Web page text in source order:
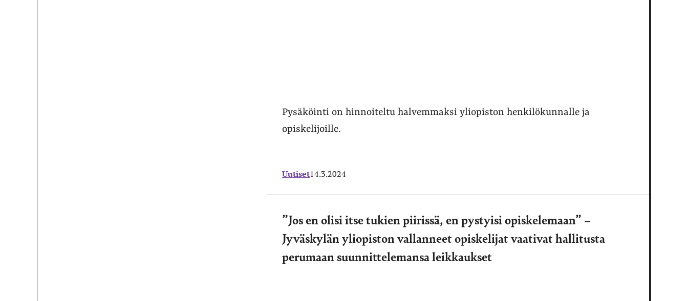
Pysäköinti on hinnoiteltu halvemmaksi yliopiston henkilökunnalle ja
opiskelijoille.
Uutiset14.3.2024
”Jos en olisi itse tukien piirissä, en pystyisi opiskelemaan” –
Jyväskylän yliopiston vallanneet opiskelijat vaativat hallitusta
perumaan suunnittelemansa leikkaukset